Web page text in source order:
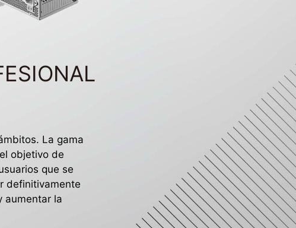
La gama
objetivo de
que se
definitivamente
aumentar la